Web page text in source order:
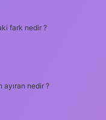
fark nedir ?
ayıran nedir ?